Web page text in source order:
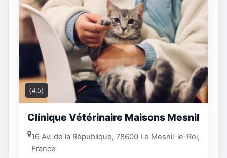
(4.5)
Clinique Vétérinaire Maisons Mesnil
16 Av. de la République, 78600 Le Mesnil-le-Roi,
France